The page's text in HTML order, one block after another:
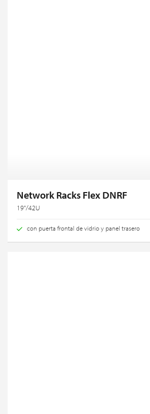
Network Racks Flex DNRF
19"/42U
con puerta frontal de vidrio y panel trasero